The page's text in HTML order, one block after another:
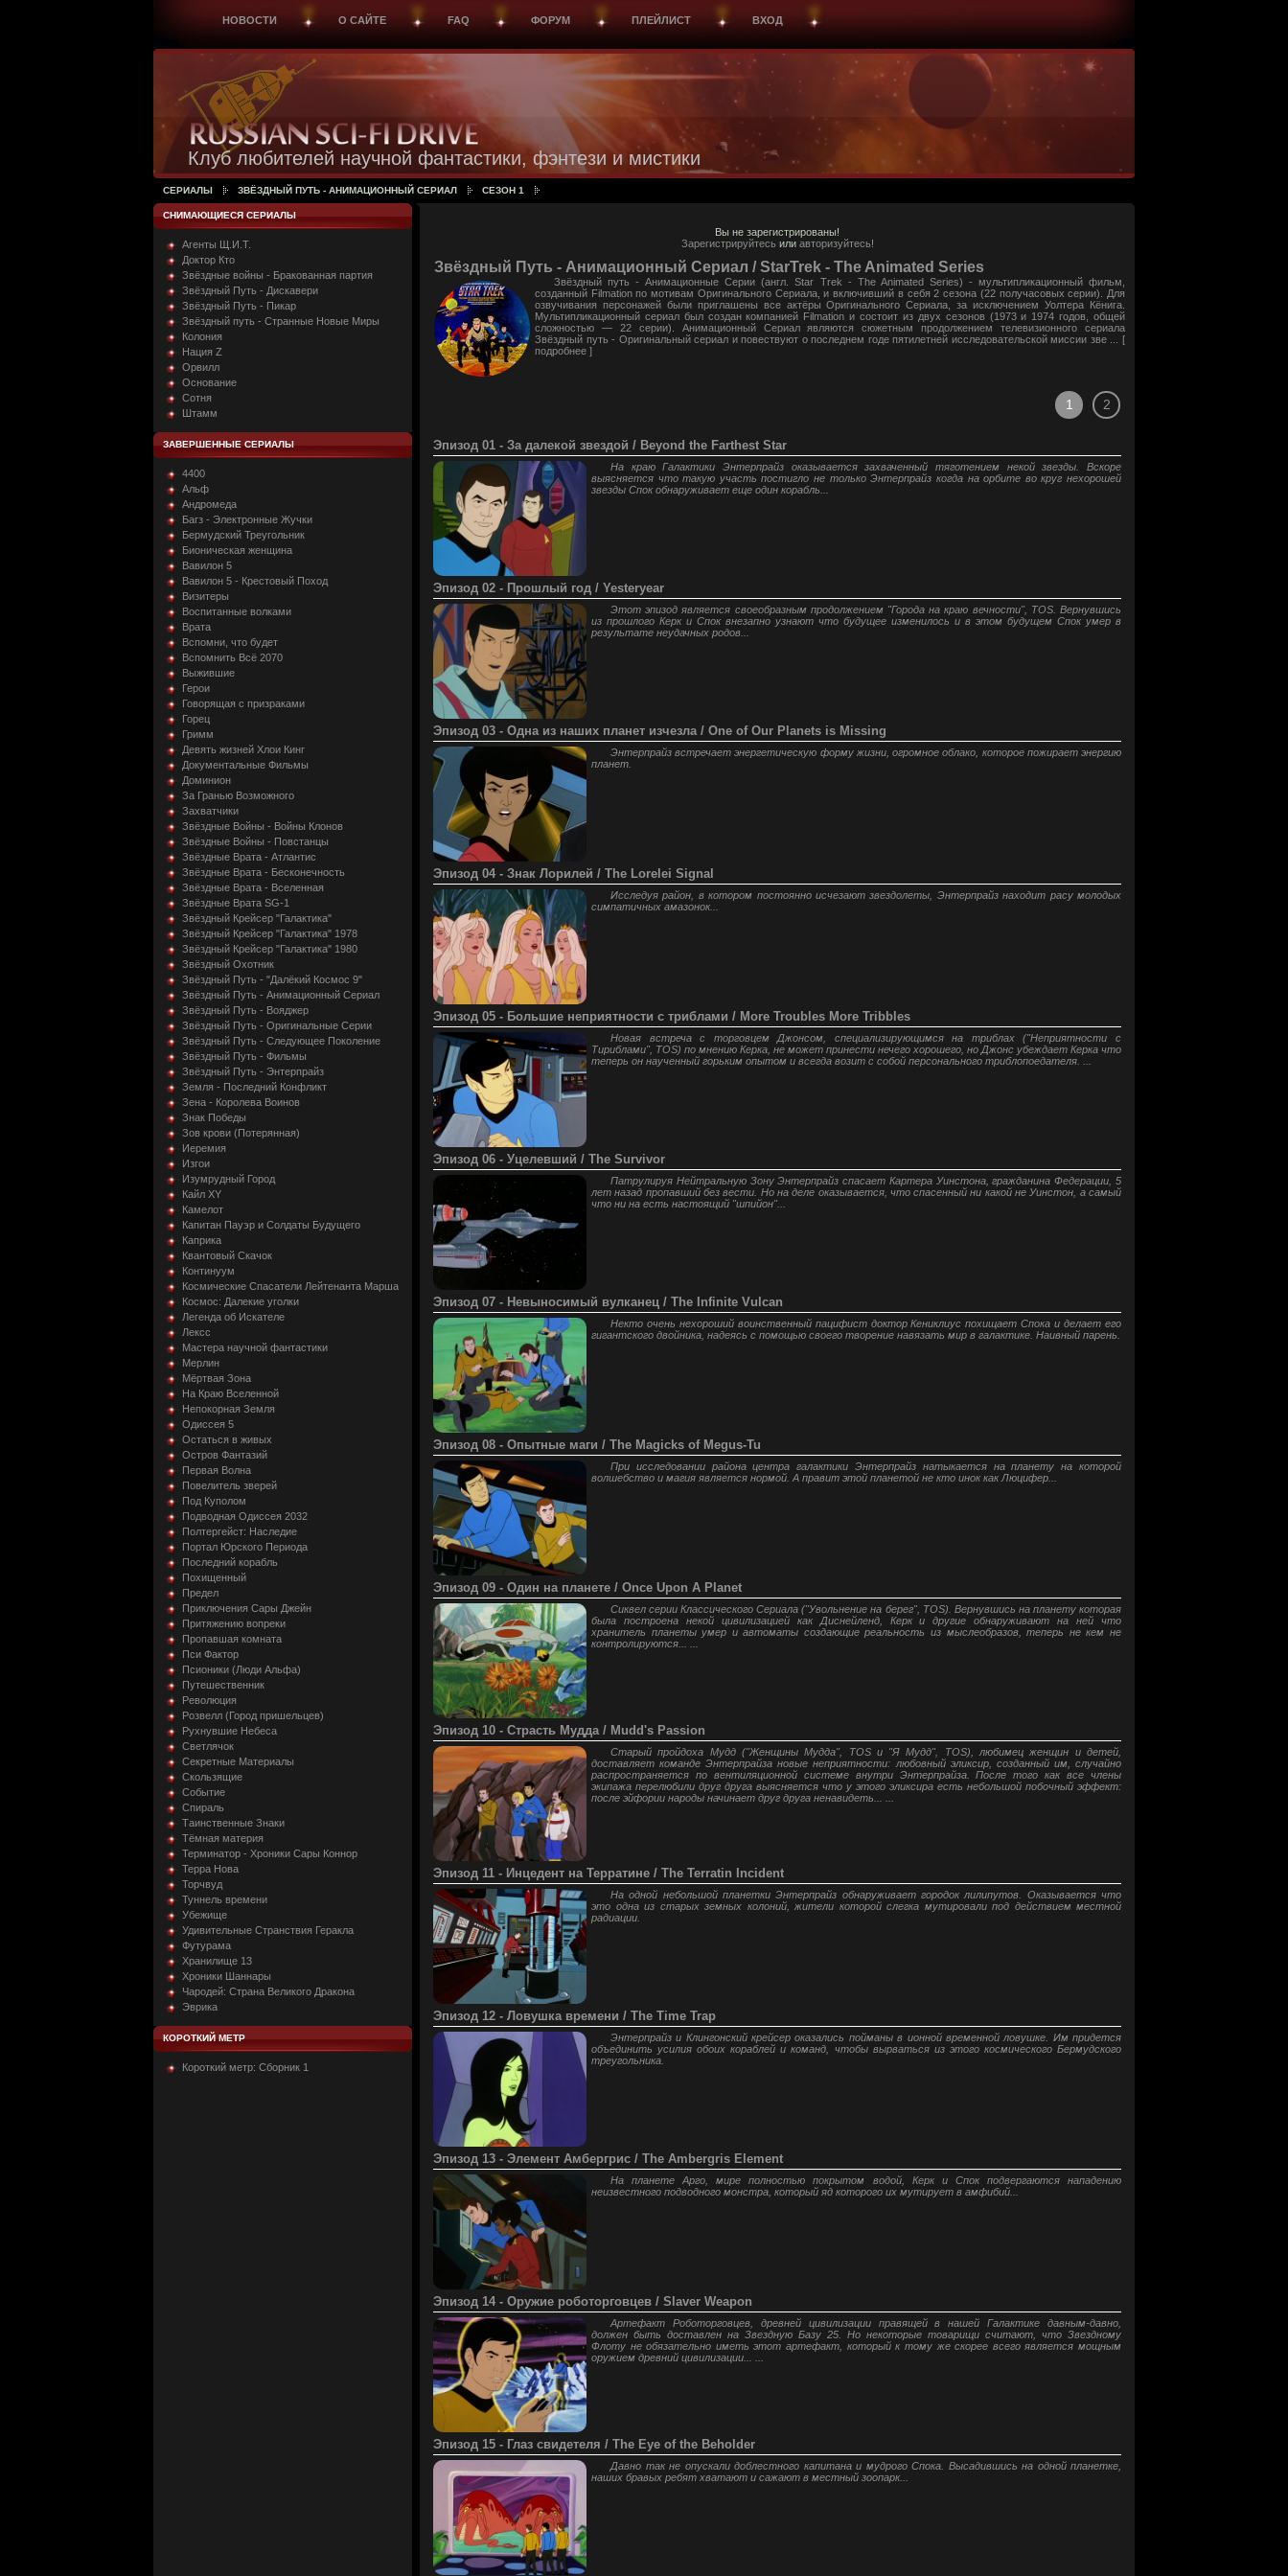
НОВОСТИ О САЙТЕ FAQ ФОРУМ ПЛЕЙЛИСТ ВХОД
Клуб любителей научной фантастики, фэнтези и мистики
СЕРИАЛЫ ЗВЁЗДНЫЙ ПУТЬ - АНИМАЦИОННЫЙ СЕРИАЛ СЕЗОН 1
СНИМАЮЩИЕСЯ СЕРИАЛЫ
Агенты Щ.И.Т.
Доктор Кто
Звёздные войны - Бракованная партия
Звёздный Путь - Дискавери
Звёздный Путь - Пикар
Звёздный путь - Странные Новые Миры
Колония
Нация Z
Орвилл
Основание
Сотня
Штамм
ЗАВЕРШЕННЫЕ СЕРИАЛЫ
4400
Альф
Андромеда
Багз - Электронные Жучки
Бермудский Треугольник
Бионическая женщина
Вавилон 5
Вавилон 5 - Крестовый Поход
Визитеры
Воспитанные волками
Врата
Вспомни, что будет
Вспомнить Всё 2070
Выжившие
Герои
Говорящая с призраками
Горец
Гримм
Девять жизней Хлои Кинг
Документальные Фильмы
Доминион
За Гранью Возможного
Захватчики
Звёздные Войны - Войны Клонов
Звёздные Войны - Повстанцы
Звёздные Врата - Атлантис
Звёздные Врата - Бесконечность
Звёздные Врата - Вселенная
Звёздные Врата SG-1
Звёздный Крейсер "Галактика"
Звёздный Крейсер "Галактика" 1978
Звёздный Крейсер "Галактика" 1980
Звёздный Охотник
Звёздный Путь - "Далёкий Космос 9"
Звёздный Путь - Анимационный Сериал
Звёздный Путь - Вояджер
Звёздный Путь - Оригинальные Серии
Звёздный Путь - Следующее Поколение
Звёздный Путь - Фильмы
Звёздный Путь - Энтерпрайз
Земля - Последний Конфликт
Зена - Королева Воинов
Знак Победы
Зов крови (Потерянная)
Иеремия
Изгои
Изумрудный Город
Кайл XY
Камелот
Капитан Пауэр и Солдаты Будущего
Каприка
Квантовый Скачок
Континуум
Космические Спасатели Лейтенанта Марша
Космос: Далекие уголки
Легенда об Искателе
Лексс
Мастера научной фантастики
Мерлин
Мёртвая Зона
На Краю Вселенной
Непокорная Земля
Одиссея 5
Остаться в живых
Остров Фантазий
Первая Волна
Повелитель зверей
Под Куполом
Подводная Одиссея 2032
Полтергейст: Наследие
Портал Юрского Периода
Последний корабль
Похищенный
Предел
Приключения Сары Джейн
Притяжению вопреки
Пропавшая комната
Пси Фактор
Псионики (Люди Альфа)
Путешественник
Революция
Розвелл (Город пришельцев)
Рухнувшие Небеса
Светлячок
Секретные Материалы
Скользящие
Событие
Спираль
Таинственные Знаки
Тёмная материя
Терминатор - Хроники Сары Коннор
Терра Нова
Торчвуд
Туннель времени
Убежище
Удивительные Странствия Геракла
Футурама
Хранилище 13
Хроники Шаннары
Чародей: Страна Великого Дракона
Эврика
КОРОТКИЙ МЕТР
Короткий метр: Сборник 1
Вы не зарегистрированы!
Зарегистрируйтесьили авторизуйтесь!
Звёздный Путь - Анимационный Сериал / StarTrek - The Animated Series
Звёздный путь - Анимационные Серии (англ. Star Trek - The Animated Series) - мультипликационный фильм,
созданный Filmation по мотивам Оригинального Сериала, и включивший в себя 2 сезона (22 получасовых серии). Для
озвучивания персонажей были приглашены все актёры Оригинального Сериала, за исключением Уолтера Кёнига.
Мультипликационный сериал был создан компанией Filmation и состоит из двух сезонов (1973 и 1974 годов, общей
сложностью — 22 серии). Анимационный Сериал являются сюжетным продолжением телевизионного сериала
Звёздный путь - Оригинальный сериал и повествуют о последнем годе пятилетней исследовательской миссии зве ... [
подробнее ]
1 2
Эпизод 01 - За далекой звездой / Beyond the Farthest Star
На краю Галактики Энтерпрайз оказывается захваченный тяготением некой звезды. Вскоре
выясняется что такую участь постигло не только Энтерпрайз когда на орбите во круг нехорошей
звезды Спок обнаруживает еще один корабль...
Эпизод 02 - Прошлый год / Yesteryear
Этот эпизод является своеобразным продолжением "Города на краю вечности", TOS. Вернувшись
из прошлого Керк и Спок внезапно узнают что будущее изменилось и в этом будущем Спок умер в
результате неудачных родов...
Эпизод 03 - Одна из наших планет изчезла / One of Our Planets is Missing
Энтерпрайз встречает энергетическую форму жизни, огромное облако, которое пожирает энергию
планет.
Эпизод 04 - Знак Лорилей / The Lorelei Signal
Исследуя район, в котором постоянно исчезают звездолеты, Энтерпрайз находит расу молодых
симпатичных амазонок...
Эпизод 05 - Большие неприятности с триблами / More Troubles More Tribbles
Новая встреча с торговцем Джонсом, специализирующимся на триблах ("Неприятности с
Тириблами", TOS) по мнению Керка, не может принести нечего хорошего, но Джонс убеждает Керка что
теперь он наученный горьким опытом и всегда возит с собой персонального триблопоедателя. ...
Эпизод 06 - Уцелевший / The Survivor
Патрулируя Нейтральную Зону Энтерпрайз спасает Картера Уинстона, гражданина Федерации, 5
лет назад пропавший без вести. Но на деле оказывается, что спасенный ни какой не Уинстон, а самый
что ни на есть настоящий "шпийон"...
Эпизод 07 - Невыносимый вулканец / The Infinite Vulcan
Некто очень нехороший воинственный пацифист доктор Кениклиус похищает Спока и делает его
гигантского двойника, надеясь с помощью своего творение навязать мир в галактике. Наивный парень.
Эпизод 08 - Опытные маги / The Magicks of Megus-Tu
При исследовании района центра галактики Энтерпрайз натыкается на планету на которой
волшебство и магия является нормой. А правит этой планетой не кто инок как Люцифер...
Эпизод 09 - Один на планете / Once Upon A Planet
Сиквел серии Классического Сериала ("Увольнение на берег", TOS). Вернувшись на планету которая
была построена некой цивилизацией как Диснейленд, Керк и другие обнаруживают на ней что
хранитель планеты умер и автоматы создающие реальность из мыслеобразов, теперь не кем не
контролируются... ...
Эпизод 10 - Страсть Мудда / Mudd's Passion
Старый пройдоха Мудд ("Женщины Мудда", TOS и "Я Мудд", TOS), любимец женщин и детей,
доставляет команде Энтерпрайза новые неприятности: любовный эликсир, созданный им, случайно
распространяется по вентиляционной системе внутри Энтерпрайза. После того как все члены
экипажа перелюбили друг друга выясняется что у этого эликсира есть небольшой побочный эффект:
после эйфории народы начинает друг друга ненавидеть... ...
Эпизод 11 - Инцедент на Терратине / The Terratin Incident
На одной небольшой планетки Энтерпрайз обнаруживает городок лилипутов. Оказывается что
это одна из старых земных колоний, жители которой слегка мутировали под действием местной
радиации.
Эпизод 12 - Ловушка времени / The Time Trap
Энтерпрайз и Клингонский крейсер оказались пойманы в ионной временной ловушке. Им придется
объединить усилия обоих кораблей и команд, чтобы вырваться из этого космического Бермудского
треугольника.
Эпизод 13 - Элемент Амбергрис / The Ambergris Element
На планете Арго, мире полностью покрытом водой, Керк и Спок подвергаются нападению
неизвестного подводного монстра, который яд которого их мутирует в амфибий...
Эпизод 14 - Оружие роботорговцев / Slaver Weapon
Артефакт Роботорговцев, древней цивилизации правящей в нашей Галактике давным-давно,
должен быть доставлен на Звездную Базу 25. Но некоторые товарищи считают, что Звездному
Флоту не обязательно иметь этот артефакт, который к тому же скорее всего является мощным
оружием древний цивилизации... ...
Эпизод 15 - Глаз свидетеля / The Eye of the Beholder
Давно так не опускали доблестного капитана и мудрого Спока. Высадившись на одной планетке,
наших бравых ребят хватают и сажают в местный зоопарк...